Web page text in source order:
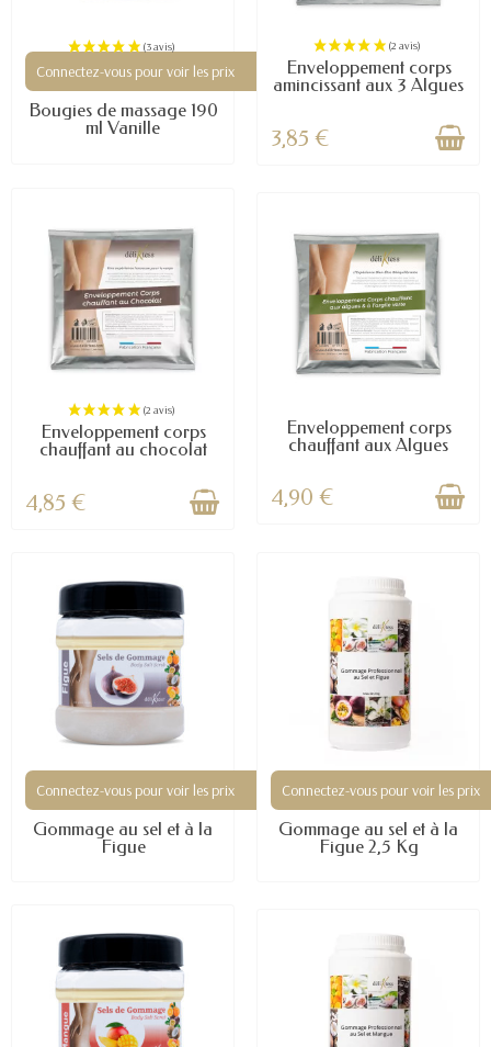
Connectez-vous pour voir les prix
Bougies de massage 190
ml Vanille
Enveloppement corps
amincissant aux 3 Algues
3,85 €
Enveloppement corps
chauffant au chocolat
4,85 €
Enveloppement corps
chauffant aux Algues
4,90 €
Connectez-vous pour voir les prix
Gommage au sel et à la
Figue
Connectez-vous pour voir les prix
Gommage au sel et à la
Figue 2,5 Kg